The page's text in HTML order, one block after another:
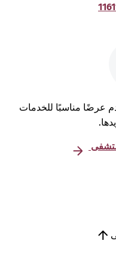
مناسبًا للخدمات